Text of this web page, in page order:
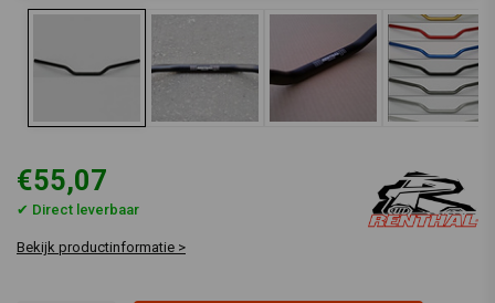
€55,07
✔ Direct leverbaar
Bekijk productinformatie >